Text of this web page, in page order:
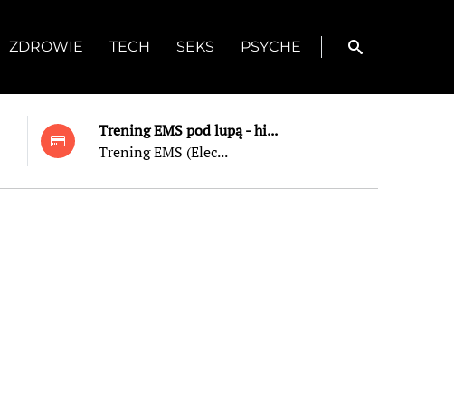
ZDROWIE TECH SEKS PSYCHE
Trening EMS pod lupą - hi...
Trening EMS (Elec...